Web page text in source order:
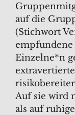
auf die
(Stichwort
Einzelne*n
Auf sie wird
als auf